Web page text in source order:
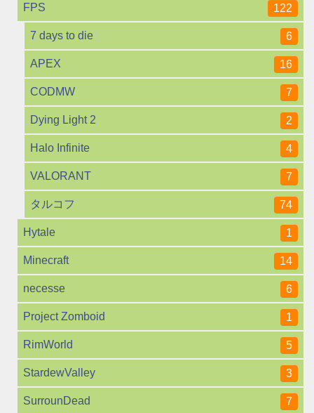
FPS 122
7 days to die 6
APEX 16
CODMW 7
Dying Light 2 2
Halo Infinite 4
VALORANT 7
タルコフ 74
Hytale 1
Minecraft 14
necesse 6
Project Zomboid 1
RimWorld 5
StardewValley 3
SurrounDead 7